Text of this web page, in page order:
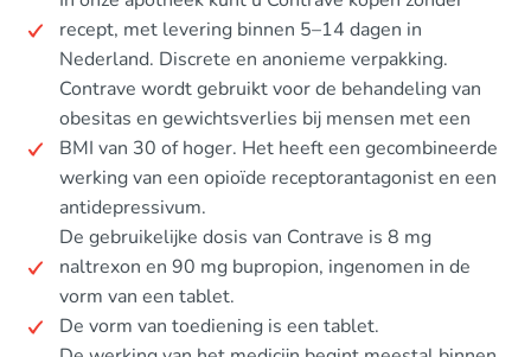
recept, met levering binnen 5–14 dagen in
Nederland. Discrete en anonieme verpakking.
Contrave wordt gebruikt voor de behandeling van
obesitas en gewichtsverlies bij mensen met een
BMI van 30 of hoger. Het heeft een gecombineerde
werking van een opioïde receptorantagonist en een
antidepressivum.
De gebruikelijke dosis van Contrave is 8 mg
naltrexon en 90 mg bupropion, ingenomen in de
vorm van een tablet.
De vorm van toediening is een tablet.